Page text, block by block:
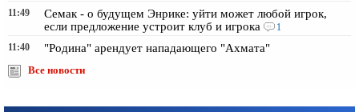
11:49
Семак - о будущем Энрике: уйти может любой игрок,
если предложение устроит клуб и игрока
1
11:40
"Родина" арендует нападающего "Ахмата"
Все новости